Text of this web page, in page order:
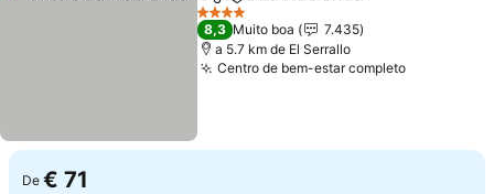
Adicionar aos favoritos
4 Estrelas
8,3 Muito boa
7.435
a 5.7 km de El Serrallo
Centro de bem-estar completoVer
De € 71